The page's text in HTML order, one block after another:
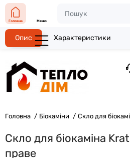
Головна Меню
Головна Біокаміни Скло для
Скло для біокаміна
праве
Опис Характеристики